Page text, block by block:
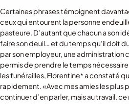
Certaines phrases témoignent
ceux qui entourent la personne
pasteure. D’autant que chacun a son
faire son deuil… et du temps qu’il doit
par son employeur, une administration
permis de prendre le temps
les funérailles, Florentine* a constaté
rapidement. «Avec mes amies les plus
continuer d’en parler, mais au travail,